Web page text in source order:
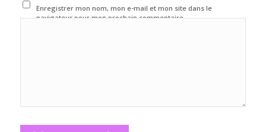
Enregistrer mon nom, mon e-mail et mon site dans le
navigateur pour mon prochain commentaire.